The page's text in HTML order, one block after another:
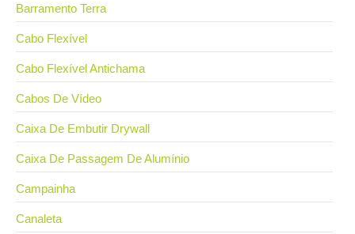
Barramento Terra
Cabo Flexível
Cabo Flexível Antichama
Cabos De Vídeo
Caixa De Embutir Drywall
Caixa De Passagem De Alumínio
Campainha
Canaleta